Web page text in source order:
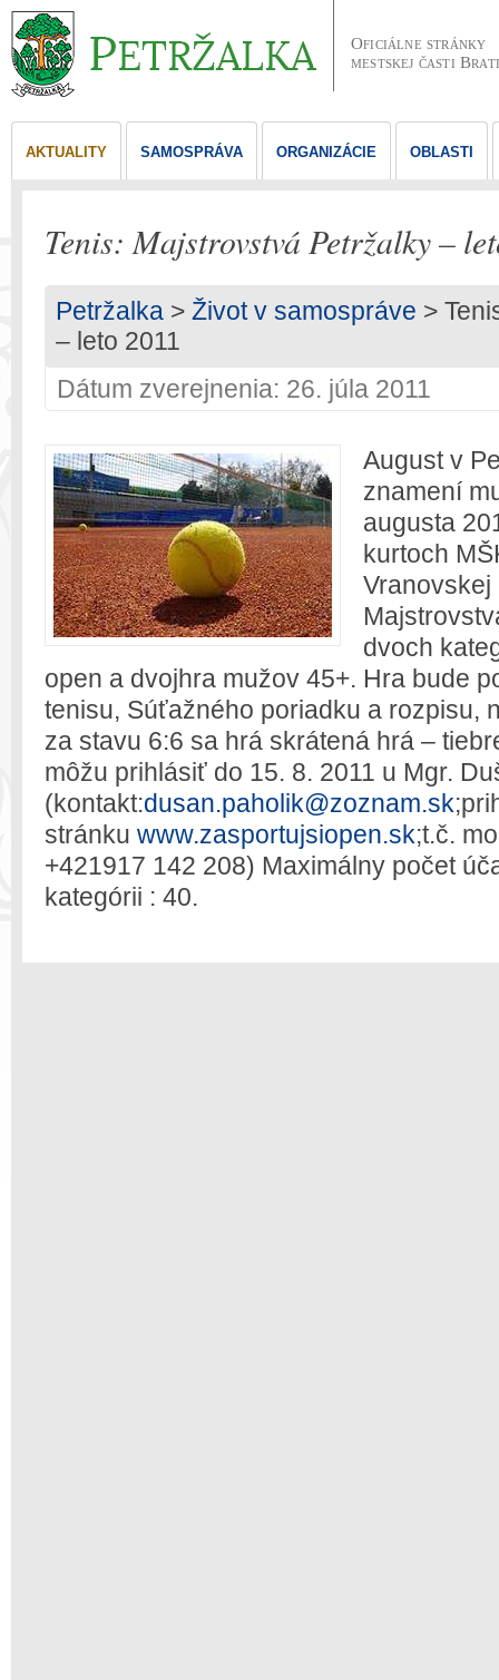
Oficiálne stránky
mestskej časti
AKTUALITY SAMOSPRÁVA ORGANIZÁCIE OBLASTI
Tenis: Majstrovstvá Petržalky –
Petržalka > Život v samospráve >
– leto 2011
Dátum zverejnenia: 26. júla 2011
August v
znamení
augusta
kurtoch
dvoch
open a dvojhra mužov 45+. Hra bude
tenisu, Súťažného poriadku a rozpisu,
za stavu 6:6 sa hrá skrátená hrá –
môžu prihlásiť do 15. 8. 2011 u Mgr.
(kontakt:dusan.paholik@zoznam.sk
stránku www.zasportujsiopen.sk;t.č.
+421917 142 208) Maximálny počet
kategórii : 40.